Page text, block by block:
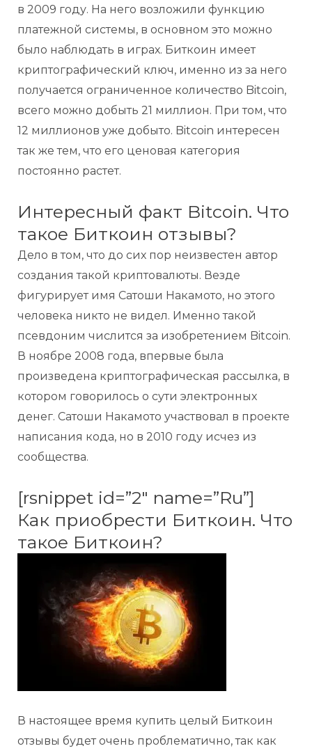
в 2009 году. На него возложили функцию
платежной системы, в основном это можно
было наблюдать в играх. Биткоин имеет
криптографический ключ, именно из за него
получается ограниченное количество Bitcoin,
всего можно добыть 21 миллион. При том, что
12 миллионов уже добыто. Bitcoin интересен
так же тем, что его ценовая категория
постоянно растет.
Интересный факт Bitcoin. Что
такое Биткоин отзывы?
Дело в том, что до сих пор неизвестен автор
создания такой криптовалюты. Везде
фигурирует имя Сатоши Накамото, но этого
человека никто не видел. Именно такой
псевдоним числится за изобретением Bitcoin.
В ноябре 2008 года, впервые была
произведена криптографическая рассылка, в
котором говорилось о сути электронных
денег. Сатоши Накамото участвовал в проекте
написания кода, но в 2010 году исчез из
сообщества.
[rsnippet id=”2″ name=”Ru”]
Как приобрести Биткоин. Что
такое Биткоин?
В настоящее время купить целый Биткоин
отзывы будет очень проблематично, так как